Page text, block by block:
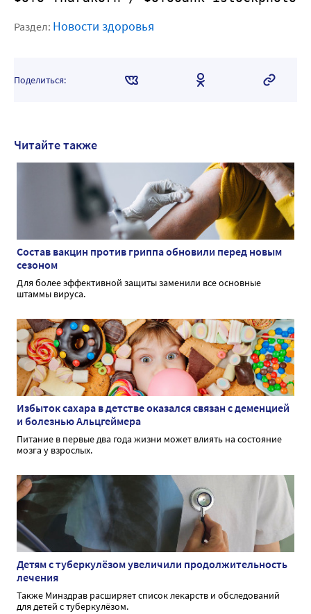
Раздел: Новости здоровья
Поделиться:
Читайте также
Состав вакцин против гриппа обновили перед новым
сезоном
Для более эффективной защиты заменили все основные
штаммы вируса.
Избыток сахара в детстве оказался связан с деменцией
и болезнью Альцгеймера
Питание в первые два года жизни может влиять на состояние
мозга у взрослых.
Детям с туберкулёзом увеличили продолжительность
лечения
Также Минздрав расширяет список лекарств и обследований
для детей с туберкулёзом.